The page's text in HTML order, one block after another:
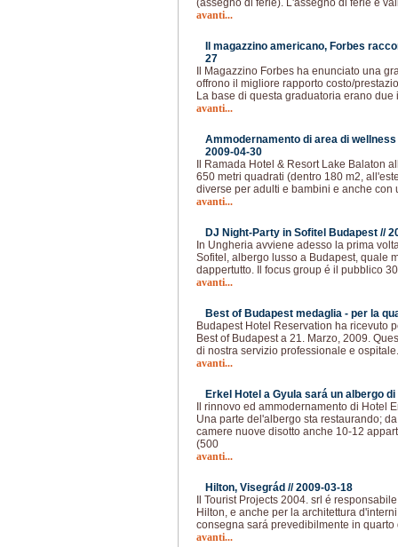
(assegno di ferie). L'assegno di ferie é
avanti...
Il magazzino americano, Forbes
27
Il Magazzino Forbes ha enunciato una
offrono il migliore rapporto costo/
La base di questa graduatoria erano due
avanti...
Ammodernamento di area di
2009-04-30
Il Ramada Hotel & Resort Lake Balaton
650 metri quadrati (dentro 180 m2,
diverse per adulti e bambini e anche con
avanti...
DJ Night-Party in Sofitel Budapest //
In Ungheria avviene adesso la prima
Sofitel, albergo lusso a Budapest, quale
dappertutto. Il focus group é il pubblico
avanti...
Best of Budapest medaglia - per la
Budapest Hotel Reservation ha ricevuto
Best of Budapest a 21. Marzo, 2009.
di nostra servizio professionale e
avanti...
Erkel Hotel a Gyula sará un albergo
Il rinnovo ed ammodernamento di Hotel
Una parte del'albergo sta restaurando;
camere nuove disotto anche 10-12
(500
avanti...
Hilton, Visegrád //2009-03-18
Il Tourist Projects 2004. srl é
Hilton, e anche per la architettura
consegna sará prevedibilmente in quarto
avanti...